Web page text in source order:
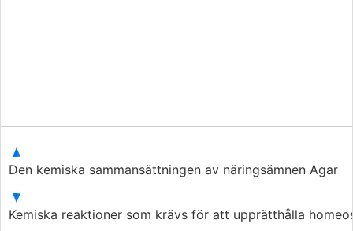
Den kemiska sammansättningen av näringsämnen Agar
Kemiska reaktioner som krävs för att upprätthålla